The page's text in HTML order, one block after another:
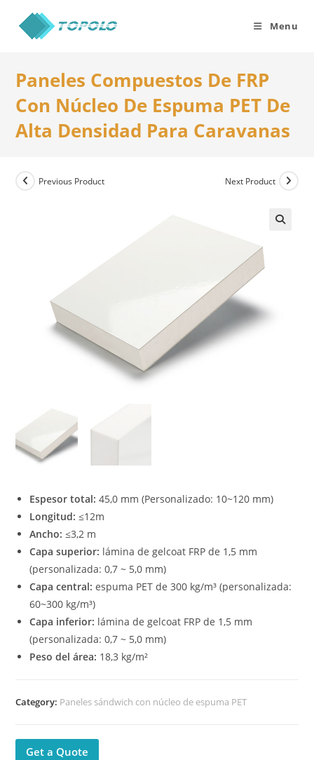
content
Menu
Paneles Compuestos De FRP
Con Núcleo De Espuma PET De
Alta Densidad Para Caravanas
Previous Product Next Product
Espesor total: 45,0 mm (Personalizado: 10~120 mm)
Longitud: ≤12m
Ancho: ≤3,2 m
Capa superior: lámina de gelcoat FRP de 1,5 mm
(personalizada: 0,7 ~ 5,0 mm)
Capa central: espuma PET de 300 kg/m³ (personalizada:
60~300 kg/m³)
Capa inferior: lámina de gelcoat FRP de 1,5 mm
(personalizada: 0,7 ~ 5,0 mm)
Peso del área: 18,3 kg/m²
Category: Paneles sándwich con núcleo de espuma PET
Get a Quote